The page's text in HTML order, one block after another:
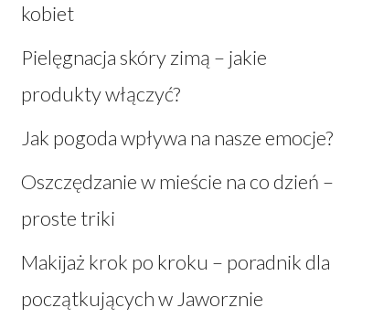
kobiet
Pielęgnacja skóry zimą – jakie
produkty włączyć?
Jak pogoda wpływa na nasze emocje?
Oszczędzanie w mieście na co dzień –
proste triki
Makijaż krok po kroku – poradnik dla
początkujących w Jaworznie